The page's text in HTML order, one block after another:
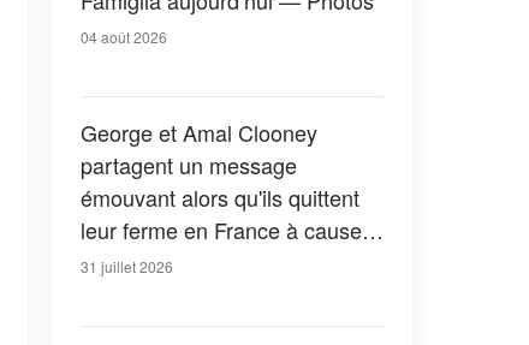
04 août 2026
George et Amal Clooney
partagent un message
émouvant alors qu'ils quittent
leur ferme en France à cause
des feux de forêt — Tous les
31 juillet 2026